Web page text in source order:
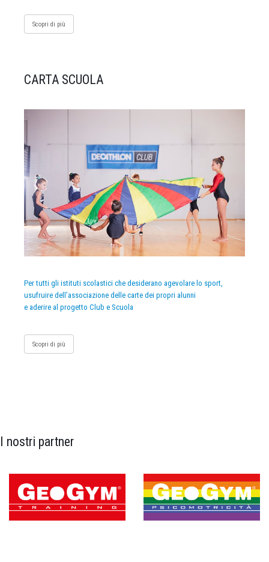
Scopri di più
CARTA SCUOLA
Per tutti gli istituti scolastici che desiderano agevolare lo sport,
usufruire dell’associazione delle carte dei propri alunni
e aderire al progetto Club e Scuola
Scopri di più
I nostri partner